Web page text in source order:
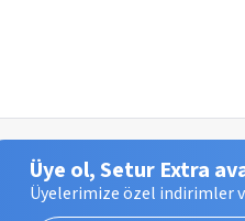
Üye ol, Setur Extra
Üyelerimize özel indirimler